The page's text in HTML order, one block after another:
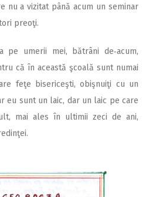
nu a vizitat până acum un seminar
preoţi.
pe umerii mei, bătrâni de‑acum,
că în această şcoală sunt numai
feţe bisericeşti, obişnuiţi cu un
eu sunt un laic, dar un laic pe care
mai ales în ultimii zeci de ani,